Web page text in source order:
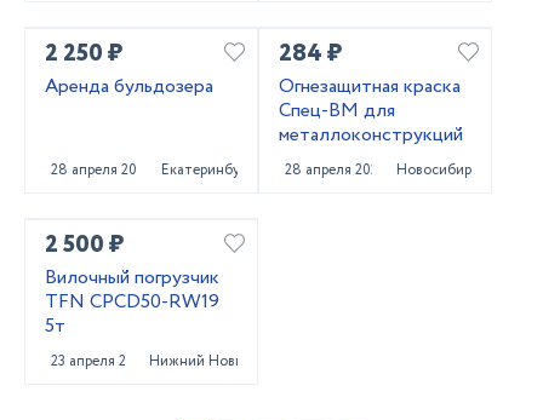
2 250 ₽
Аренда бульдозера
28 апреля 2025 Екатеринбург
284 ₽
Огнезащитная краска
Спец-ВМ для
металлоконструкций
28 апреля 2025 Новосибирск
2 500 ₽
Вилочный погрузчик
TFN CPCD50-RW19
5т
23 апреля 2025 Нижний Новгород